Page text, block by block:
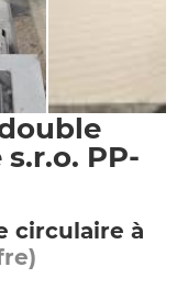
PP-
circulaire à